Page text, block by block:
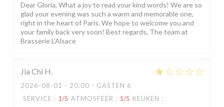
Dear Gloria, What a joy to read your kind words! We are so
glad your evening was such a warm and memorable one,
right in the heart of Paris. We hope to welcome you and
your family back very soon! Best regards, The team at
Brasserie L'Alsace
Jia Chi H
2026-08-01 - 20:00 - GASTEN 6
SERVICE : 1/5 ATMOSFEER : 1/5 KEUKEN :